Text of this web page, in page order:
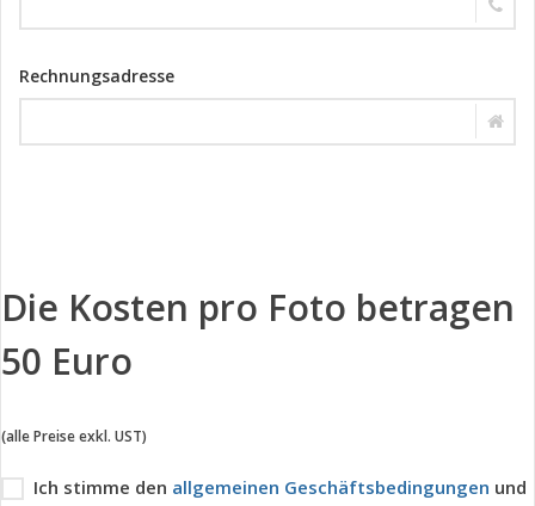
Rechnungsadresse
Die Kosten pro Foto betragen
50 Euro
(alle Preise exkl. UST)
Ich stimme den allgemeinen Geschäftsbedingungen und